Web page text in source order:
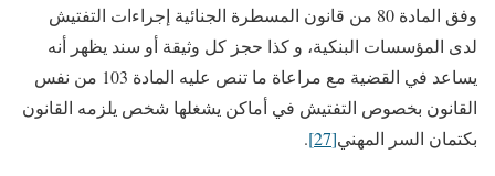
وفق المادة 80 من قانون المسطرة الجنائية إجراءات التفتيش
لدى المؤسسات البنكية، و كذا حجز كل وثيقة أو سند يظهر أنه
يساعد في القضية مع مراعاة ما تنص عليه المادة 103 من نفس
القانون بخصوص التفتيش في أماكن يشغلها شخص يلزمه القانون
بكتمان السر المهني[27]
.